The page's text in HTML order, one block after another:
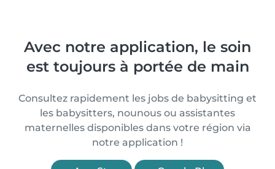
Avec notre application, le soin
est toujours à portée de main
Consultez rapidement les jobs de babysitting et
les babysitters, nounous ou assistantes
maternelles disponibles dans votre région via
notre application !